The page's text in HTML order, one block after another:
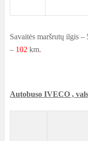
Savaitės maršrutų ilgis –
– 102 km.
Autobuso IVECO ,